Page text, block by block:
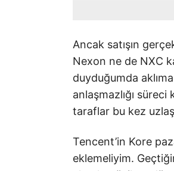
Ancak satışın
Nexon ne de NXC
duyduğumda
anlaşmazlığı
taraflar bu kez
Tencent’in Kore
eklemeliyim.